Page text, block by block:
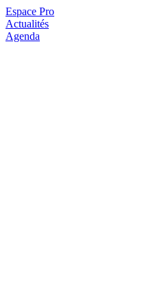
Espace Pro
Actualités
Agenda